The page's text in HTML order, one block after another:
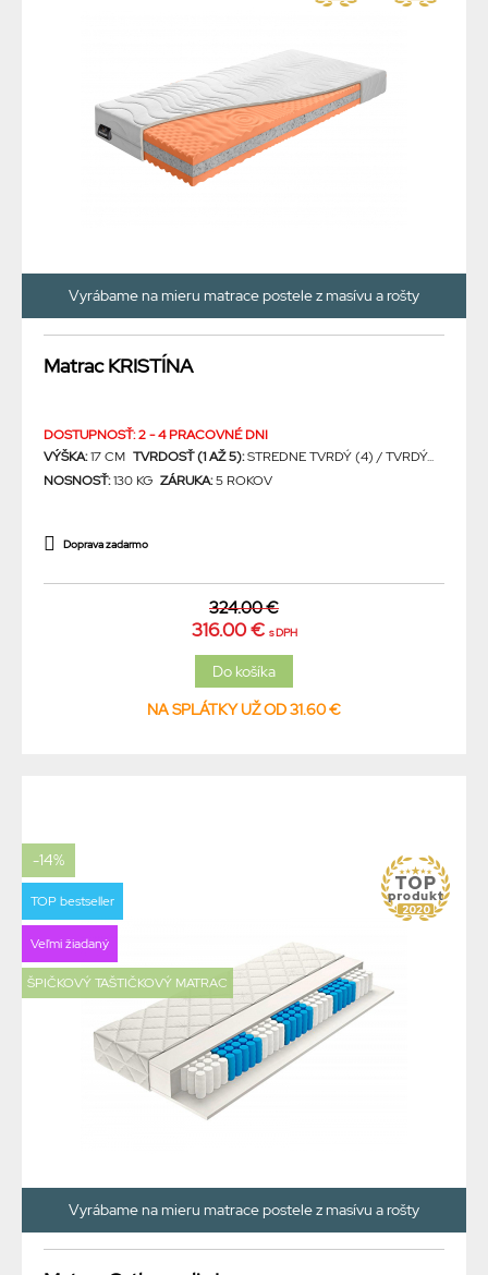
Vyrábame na mieru matrace postele z masívu a rošty
Matrac KRISTÍNA
DOSTUPNOSŤ: 2 - 4 PRACOVNÉ DNI
VÝŠKA:17 CM TVRDOSŤ (1 AŽ 5):STREDNE TVRDÝ (4) / TVRDÝ...
NOSNOSŤ:130 KG ZÁRUKA:5 ROKOV
Doprava zadarmo
324.00 €
316.00 € s DPH
NA SPLÁTKY UŽ OD 31.60 €
-14%
TOP bestseller
Veľmi žiadaný
ŠPIČKOVÝ TAŠTIČKOVÝ MATRAC
Vyrábame na mieru matrace postele z masívu a rošty